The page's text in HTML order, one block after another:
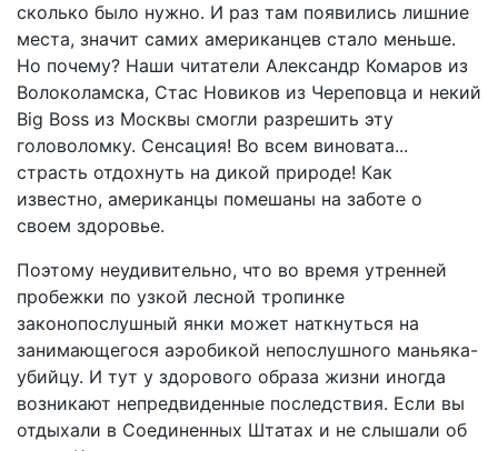
сколько было нужно. И раз там появились лишние
места, значит самих американцев стало меньше.
Но почему? Наши читатели Александр Комаров из
Волоколамска, Стас Новиков из Череповца и некий
Big Boss из Москвы смогли разрешить эту
головоломку. Сенсация! Во всем виновата...
страсть отдохнуть на дикой природе! Как
известно, американцы помешаны на заботе о
своем здоровье.
Поэтому неудивительно, что во время утренней
пробежки по узкой лесной тропинке
законопослушный янки может наткнуться на
занимающегося аэробикой непослушного маньяка-
убийцу. И тут у здорового образа жизни иногда
возникают непредвиденные последствия. Если вы
отдыхали в Соединенных Штатах и не слышали об